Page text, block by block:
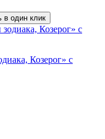
в один клик
Козерог» с